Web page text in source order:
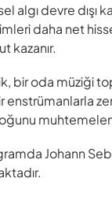
algı devre dışı
daha net
kazanır.
bir oda müziği
enstrümanlarla
Johann